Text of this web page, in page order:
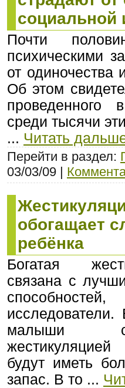
социальной
Почти
психическими
от одиночества
Об этом
проведенного
среди тысячи
... Читать
Перейти в раздел:
03/03/09 |
обогащает
ребёнка
Богатая
связана с
малыши с
будут иметь
запас. В то ...